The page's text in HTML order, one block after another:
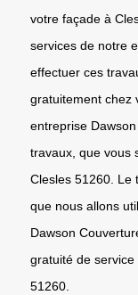
votre façade à
services de notre
effectuer ces
gratuitement chez
entreprise
travaux, que vous
Clesles 51260. Le
que nous allons
Dawson
gratuité de
51260.